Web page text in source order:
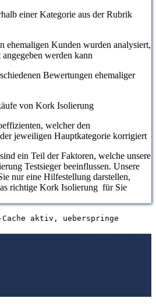
einer Kategorie aus der Rubrik
ehemaligen Kunden wurden analysiert,
werden kann
Bewertungen ehemaliger
von Kork Isolierung
welcher den
jeweiligen Hauptkategorie korrigiert
ein Teil der Faktoren, welche unsere
Testsieger beeinflussen. Unsere
nur eine Hilfestellung darstellen,
richtige Kork Isolierung für Sie
aktiv, ueberspringe